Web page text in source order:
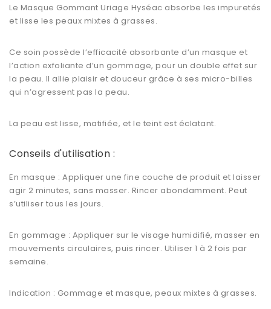
Le Masque Gommant Uriage Hyséac absorbe les impuretés
et lisse les peaux mixtes à grasses.
Ce soin possède l’efficacité absorbante d’un masque et
l’action exfoliante d’un gommage, pour un double effet sur
la peau. Il allie plaisir et douceur grâce à ses micro-billes
qui n’agressent pas la peau.
La peau est lisse, matifiée, et le teint est éclatant.
Conseils d'utilisation :
En masque : Appliquer une fine couche de produit et laisser
agir 2 minutes, sans masser. Rincer abondamment. Peut
s’utiliser tous les jours.
En gommage : Appliquer sur le visage humidifié, masser en
mouvements circulaires, puis rincer. Utiliser 1 à 2 fois par
semaine.
Indication : Gommage et masque, peaux mixtes à grasses.